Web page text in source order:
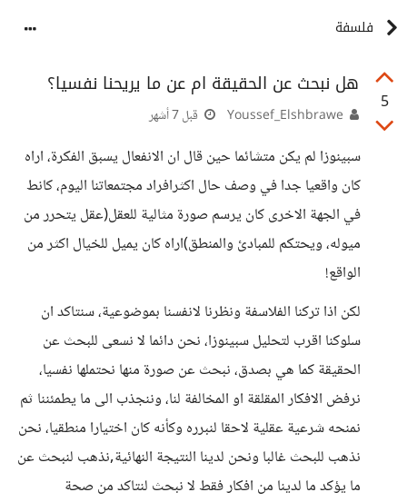
فلسفة
5
هل نبحث عن الحقيقة ام عن ما يريحنا نفسيا؟
قبل 7 أشهر
سبينوزا لم يكن متشائما حين قال ان الانفعال يسبق الفكرة، اراه
كان واقعيا جدا في وصف حال اكثرافراد مجتمعاتنا اليوم، كانط
في الجهة الاخرى كان يرسم صورة مثالية للعقل(عقل يتحرر من
ميوله، ويحتكم للمبادئ والمنطق)اراه كان يميل للخيال اكثر من
الواقع!
لكن اذا تركنا الفلاسفة ونظرنا لانفسنا بموضوعية، سنتاكد ان
سلوكنا اقرب لتحليل سبينوزا، نحن دائما لا نسعى للبحث عن
الحقيقة كما هي بصدق، نبحث عن صورة منها نحتملها نفسيا،
نرفض الافكار المقلقة او المخالفة لنا، وننجذب الى ما يطمئننا ثم
نمنحه شرعية عقلية لاحقا لنبرره وكأنه كان اختيارا منطقيا، نحن
نذهب للبحث غالبا ونحن لدينا النتيجة النهائية,نذهب لنبحث عن
ما يؤكد ما لدينا من افكار فقط لا نبحث لنتاكد من صحة